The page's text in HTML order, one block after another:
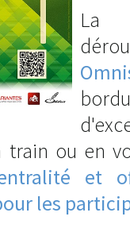
La
train ou en
et
les